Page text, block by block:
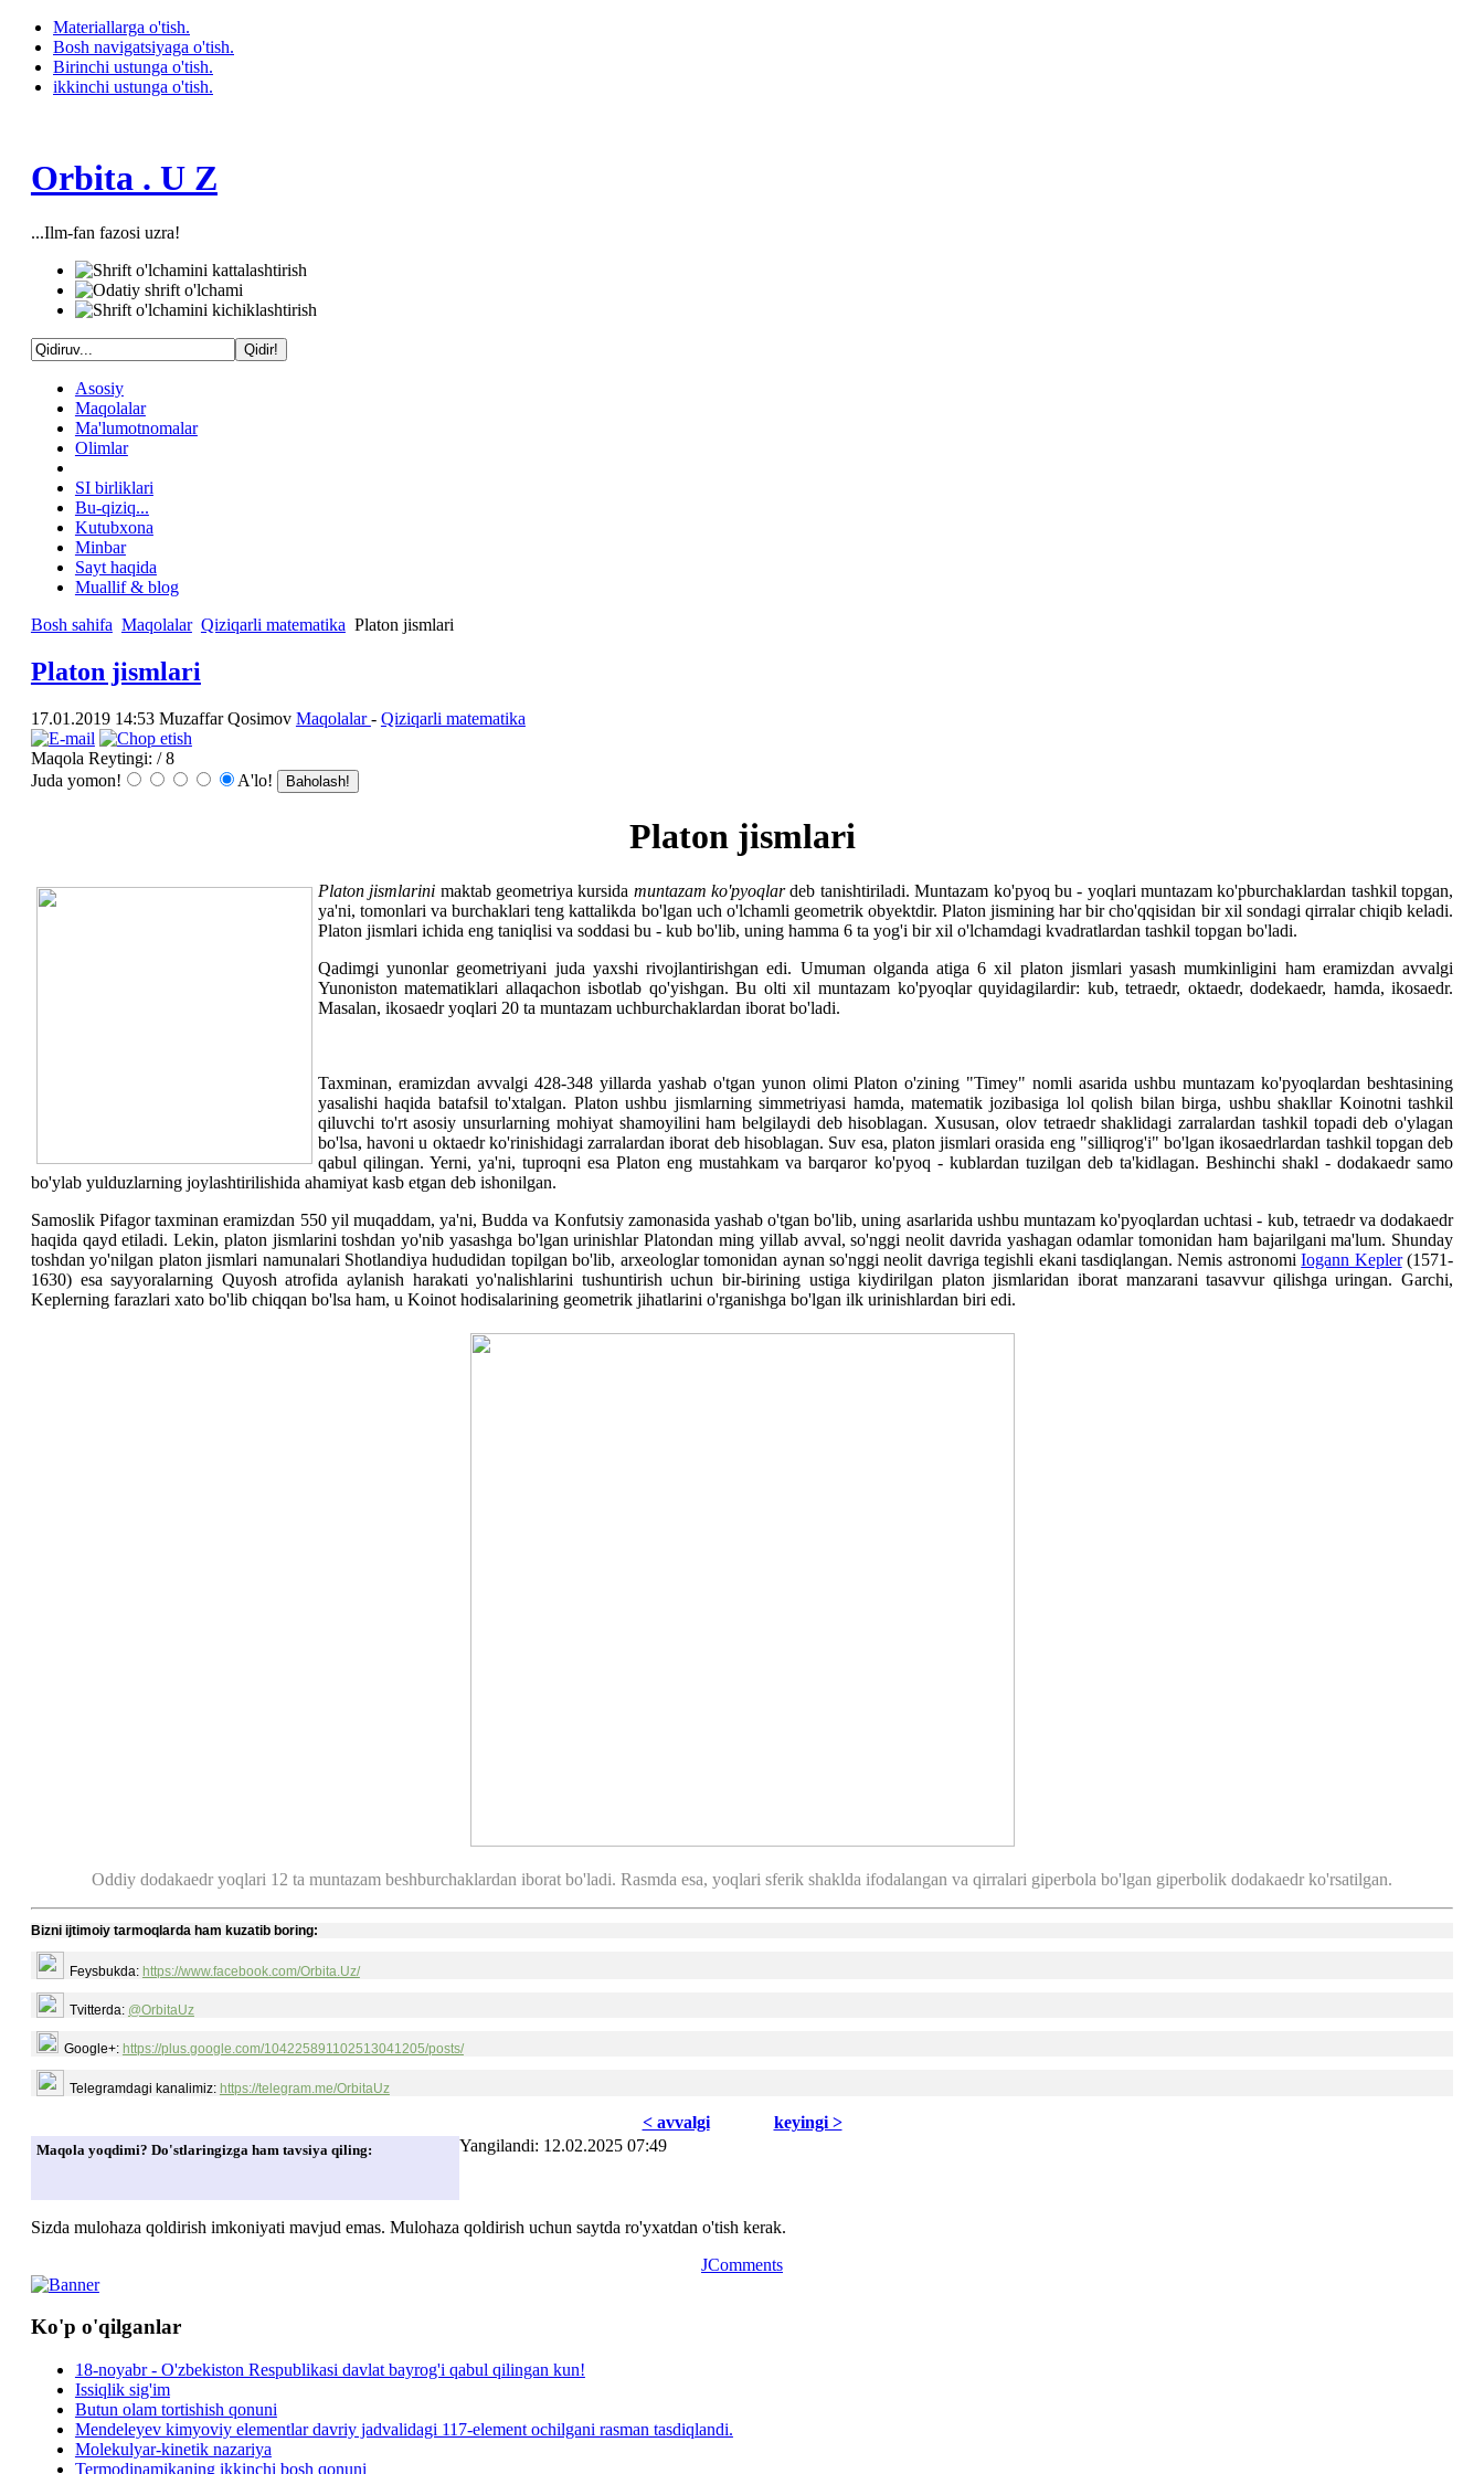
Materiallarga o'tish.
Bosh navigatsiyaga o'tish.
Birinchi ustunga o'tish.
ikkinchi ustunga o'tish.
Orbita . U Z
...Ilm-fan fazosi uzra!
Asosiy
Maqolalar
Ma'lumotnomalar
Olimlar
SI birliklari
Bu-qiziq...
Kutubxona
Minbar
Sayt haqida
Muallif & blog
Bosh sahifa Maqolalar Qiziqarli matematika Platon jismlari
Platon jismlari
17.01.2019 14:53 Muzaffar Qosimov Maqolalar- Qiziqarli matematika
Maqola Reytingi: / 8
Juda yomon!
A'lo!
Platon jismlari
Platon jismlarini maktab geometriya kursida muntazam ko'pyoqlardeb tanishtiriladi. Muntazam ko'pyoq bu - yoqlari muntazam ko'pburchaklardan tashkil topgan,
ya'ni, tomonlari va burchaklari teng kattalikda bo'lgan uch o'lchamli geometrik obyektdir. Platon jismining har bir cho'qqisidan bir xil sondagi qirralar chiqib keladi.
Platon jismlari ichida eng taniqlisi va soddasi bu - kub bo'lib, uning hamma 6 ta yog'i bir xil o'lchamdagi kvadratlardan tashkil topgan bo'ladi.
Qadimgi yunonlar geometriyani juda yaxshi rivojlantirishgan edi. Umuman olganda atiga 6 xil platon jismlari yasash mumkinligini ham eramizdan avvalgi
Yunoniston matematiklari allaqachon isbotlab qo'yishgan. Bu olti xil muntazam ko'pyoqlar quyidagilardir: kub, tetraedr, oktaedr, dodekaedr, hamda, ikosaedr.
Masalan, ikosaedr yoqlari 20 ta muntazam uchburchaklardan iborat bo'ladi.
Taxminan, eramizdan avvalgi 428-348 yillarda yashab o'tgan yunon olimi Platon o'zining "Timey" nomli asarida ushbu muntazam ko'pyoqlardan beshtasining
yasalishi haqida batafsil to'xtalgan. Platon ushbu jismlarning simmetriyasi hamda, matematik jozibasiga lol qolish bilan birga, ushbu shakllar Koinotni tashkil
qiluvchi to'rt asosiy unsurlarning mohiyat shamoyilini ham belgilaydi deb hisoblagan. Xususan, olov tetraedr shaklidagi zarralardan tashkil topadi deb o'ylagan
bo'lsa, havoni u oktaedr ko'rinishidagi zarralardan iborat deb hisoblagan. Suv esa, platon jismlari orasida eng "silliqrog'i" bo'lgan ikosaedrlardan tashkil topgan deb
qabul qilingan. Yerni, ya'ni, tuproqni esa Platon eng mustahkam va barqaror ko'pyoq - kublardan tuzilgan deb ta'kidlagan. Beshinchi shakl - dodakaedr samo
bo'ylab yulduzlarning joylashtirilishida ahamiyat kasb etgan deb ishonilgan.
Samoslik Pifagor taxminan eramizdan 550 yil muqaddam, ya'ni, Budda va Konfutsiy zamonasida yashab o'tgan bo'lib, uning asarlarida ushbu muntazam ko'pyoqlardan uchtasi - kub, tetraedr va dodakaedr
haqida qayd etiladi. Lekin, platon jismlarini toshdan yo'nib yasashga bo'lgan urinishlar Platondan ming yillab avval, so'nggi neolit davrida yashagan odamlar tomonidan ham bajarilgani ma'lum. Shunday
toshdan yo'nilgan platon jismlari namunalari Shotlandiya hududidan topilgan bo'lib, arxeologlar tomonidan aynan so'nggi neolit davriga tegishli ekani tasdiqlangan. Nemis astronomiIogann Kepler(1571-
1630) esa sayyoralarning Quyosh atrofida aylanish harakati yo'nalishlarini tushuntirish uchun bir-birining ustiga kiydirilgan platon jismlaridan iborat manzarani tasavvur qilishga uringan. Garchi,
Keplerning farazlari xato bo'lib chiqqan bo'lsa ham, u Koinot hodisalarining geometrik jihatlarini o'rganishga bo'lgan ilk urinishlardan biri edi.
Oddiy dodakaedr yoqlari 12 ta muntazam beshburchaklardan iborat bo'ladi. Rasmda esa, yoqlari sferik shaklda ifodalangan va qirralari giperbola bo'lgan giperbolik dodakaedr ko'rsatilgan.
Bizni ijtimoiy tarmoqlarda ham kuzatib boring:
Feysbukda: https://www.facebook.com/Orbita.Uz/
Tvitterda: @OrbitaUz
Google+: https://plus.google.com/104225891102513041205/posts/
Telegramdagi kanalimiz: https://telegram.me/OrbitaUz
< avvаlgi
kеyingi >
Yangilаndi: 12.02.2025 07:49
Maqola yoqdimi? Do'stlaringizga ham tavsiya qiling:
Sizda mulohaza qoldirish imkoniyati mavjud emas. Mulohaza qoldirish uchun saytda ro'yxatdan o'tish kerak.
JComments
Ko'p o'qilganlar
18-noyabr - O'zbekiston Respublikasi davlat bayrog'i qabul qilingan kun!
Issiqlik sig'im
Butun olam tortishish qonuni
Mendeleyev kimyoviy elementlar davriy jadvalidagi 117-element ochilgani rasman tasdiqlandi.
Molekulyar-kinetik nazariya
Termodinamikaning ikkinchi bosh qonuni